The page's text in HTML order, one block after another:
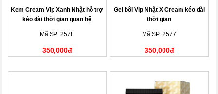
Kem Cream Vip Xanh Nhật hỗ trợ
kéo dài thời gian quan hệ
Mã SP: 2578
350,000đ
Gel bôi Vip Nhật X Cream kéo dài
thời gian
Mã SP: 2577
350,000đ